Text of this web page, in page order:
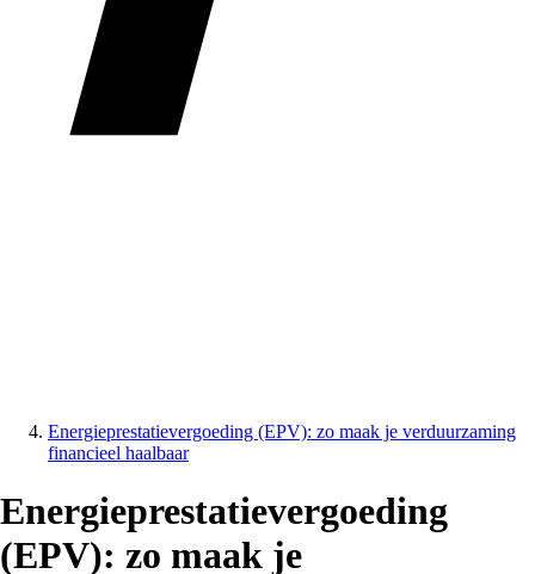
Energieprestatievergoeding (EPV): zo maak je verduurzaming
financieel haalbaar
Energieprestatievergoeding
(EPV): zo maak je